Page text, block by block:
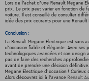
Lors de l'achat d'une Renault Megane
prix. Le prix peut varier en fonction de
voiture. Il est conseillé de consulter
idée des prix courants pour une Renault
Conclusion :
La Renault Megane Electrique est sans
d'occasion fiable et élégante. Avec ses
technologiques avancées et son design
pas de faire des recherches
avant de prendre une décision
Megane Electrique d'occasion !
Alors découvrez ici à l'avance Renault